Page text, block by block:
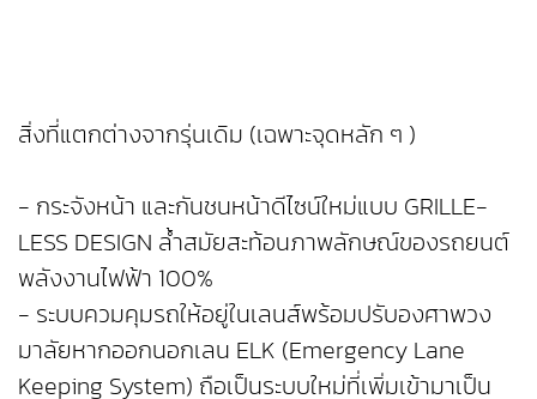
สิ่งที่แตกต่างจากรุ่นเดิม (เฉพาะจุดหลัก ๆ )
- กระจังหน้า และกันชนหน้าดีไซน์ใหม่แบบ GRILLE-
LESS DESIGN ล้ำสมัยสะท้อนภาพลักษณ์ของรถยนต์
พลังงานไฟฟ้า 100%
- ระบบควมคุมรถให้อยู่ในเลนส์พร้อมปรับองศาพวง
มาลัยหากออกนอกเลน ELK (Emergency Lane
Keeping System) ถือเป็นระบบใหม่ที่เพิ่มเข้ามาเป็น